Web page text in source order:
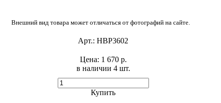
Внешний вид товара может отличаться от фотографий на сайте.
Арт.: HBP3602
в наличии 4 шт. ​
Цена: 1 670 р.
Купить